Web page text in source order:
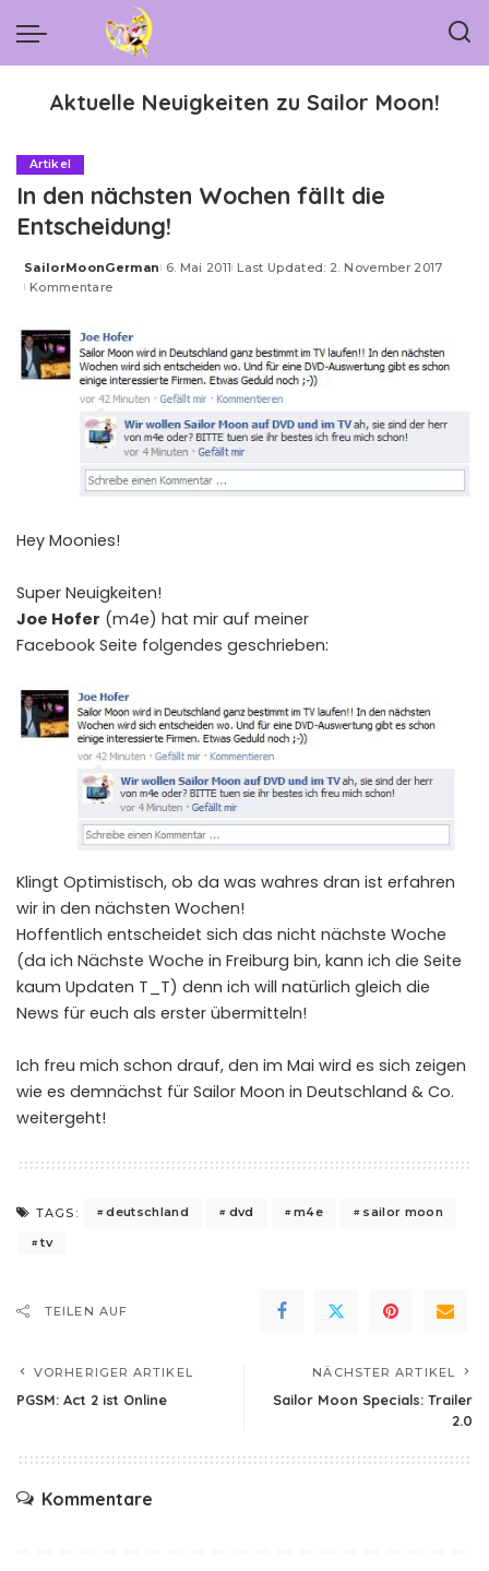
Aktuelle Neuigkeiten zu Sailor Moon!
Artikel
In den nächsten Wochen fällt die
Entscheidung!
Posted
by
SailorMoonGerman 6. Mai 2011 Last Updated: 2. November 2017
Kommentare
Hey Moonies!
Super Neuigkeiten!
Joe Hofer (m4e) hat mir auf meiner
Facebook Seite folgendes geschrieben:
Klingt Optimistisch, ob da was wahres dran ist erfahren
wir in den nächsten Wochen!
Hoffentlich entscheidet sich das nicht nächste Woche
(da ich Nächste Woche in Freiburg bin, kann ich die Seite
kaum Updaten T_T) denn ich will natürlich gleich die
News für euch als erster übermitteln!
Ich freu mich schon drauf, den im Mai wird es sich zeigen
wie es demnächst für Sailor Moon in Deutschland & Co.
weitergeht!
TAGS: deutschland dvd m4e
sailor moon
tv
TEILEN AUF
VORHERIGER ARTIKEL
PGSM: Act 2 ist Online
NÄCHSTER ARTIKEL
Sailor Moon Specials: Trailer
2.0
Kommentare